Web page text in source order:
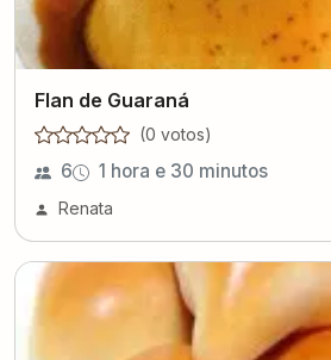
Flan de Guaraná
(0 votos)
6 1 hora e 30 minutos
Renata